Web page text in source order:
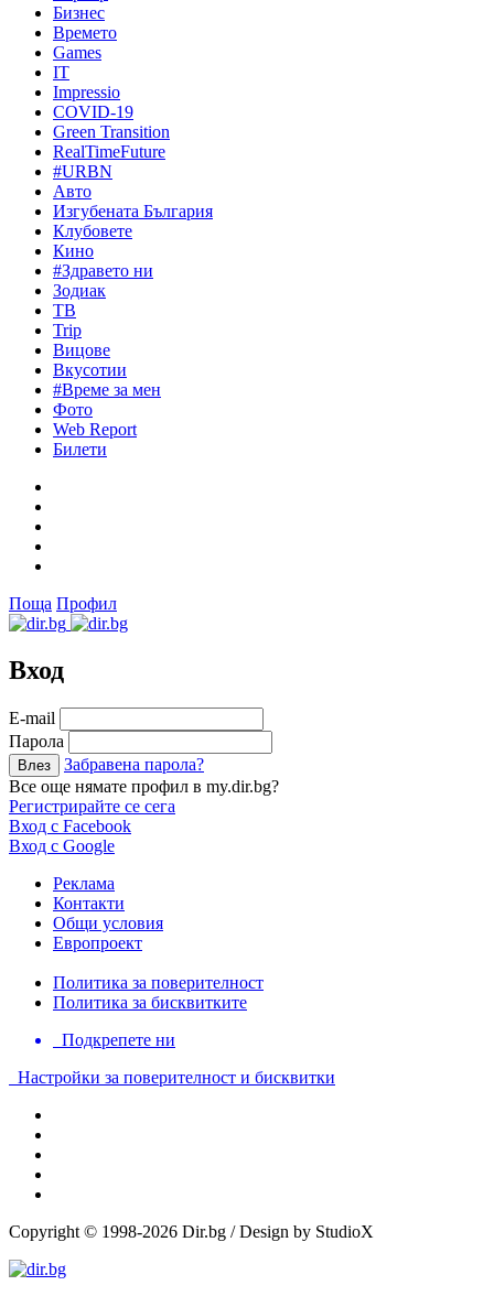
Бизнес
Времето
Games
IT
Impressio
COVID-19
Green Transition
RealTimeFuture
#URBN
Авто
Изгубената България
Клубовете
Кино
#Здравето ни
Зодиак
ТВ
Trip
Вицове
Вкусотии
#Време за мен
Фото
Web Report
Билети
Поща Профил
Вход
Е-mail
Парола
Забравена парола?
Все още нямате профил в my.dir.bg?
Регистрирайте се сега
Вход с Facebook
Вход с Google
Реклама
Контакти
Общи условия
Европроект
Политика за поверителност
Политика за бисквитките
Подкрепете ни
Настройки за поверителност и бисквитки
Copyright © 1998-2026 Dir.bg / Design by StudioX